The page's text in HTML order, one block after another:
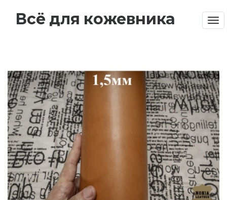
Всё для кожевника